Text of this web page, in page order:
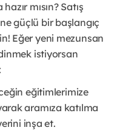
mısın? Satış
güçlü bir başlangıç
Eğer yeni mezunsan
istiyorsan
eğitimlerimize
aramıza katılma
inşa et.